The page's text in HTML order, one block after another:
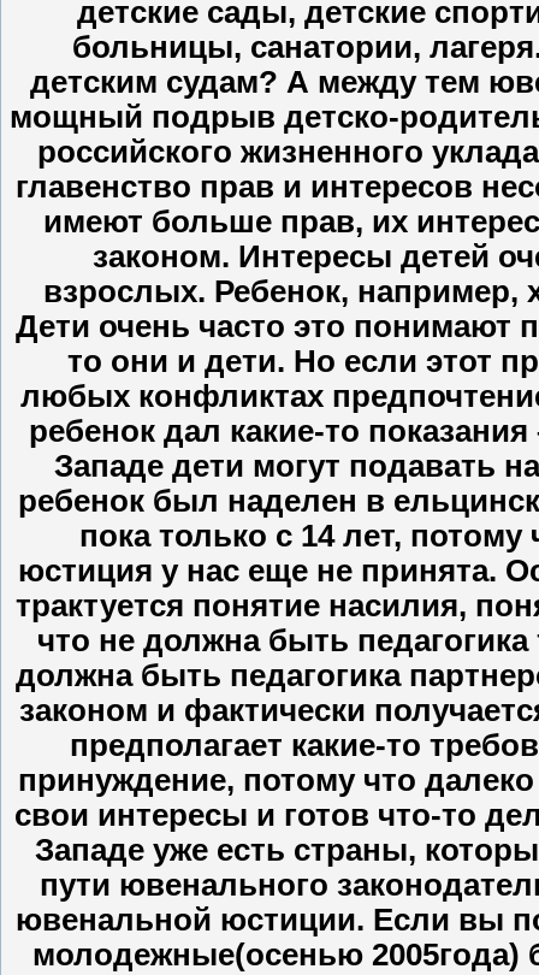
детские сады, детские
больницы, санатории,
детским судам? А между тем
мощный подрыв детско-
российского жизненного
главенство прав и интересов
имеют больше прав, их
законом. Интересы детей
взрослых. Ребенок, например,
Дети очень часто это понимают
то они и дети. Но если этот
любых конфликтах
ребенок дал какие-то
Западе дети могут подавать
ребенок был наделен в
пока только с 14 лет,
юстиция у нас еще не принята.
трактуется понятие насилия,
что не должна быть
должна быть педагогика
законом и фактически
предполагает какие-то
принуждение, потому что
свои интересы и готов что-то
Западе уже есть страны,
пути ювенального
ювенальной юстиции. Если вы
молодежные(осенью